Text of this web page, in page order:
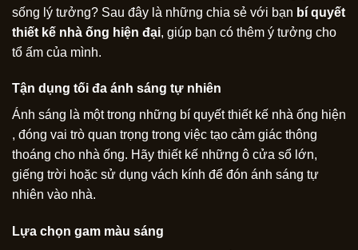
sống lý tưởng? Sau đây là những chia sẻ với bạn bí quyết
thiết kế nhà ống hiện đại, giúp bạn có thêm ý tưởng cho
tổ ấm của mình.
Tận dụng tối đa ánh sáng tự nhiên
Ánh sáng là một trong những bí quyết thiết kế nhà ống hiện
, đóng vai trò quan trọng trong việc tạo cảm giác thông
thoáng cho nhà ống. Hãy thiết kế những ô cửa sổ lớn,
giếng trời hoặc sử dụng vách kính để đón ánh sáng tự
nhiên vào nhà.
Lựa chọn gam màu sáng